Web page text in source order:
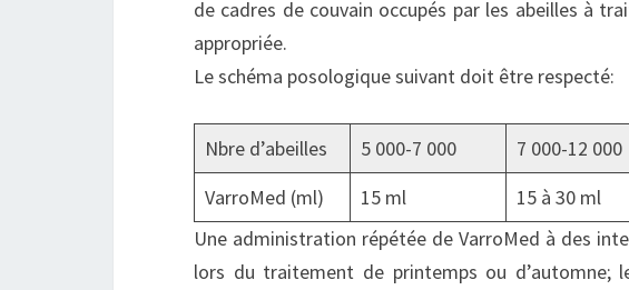
de cadres de couvain occupés par les abeilles à
appropriée.
Le schéma posologique suivant doit être respecté:
Nbre d’abeilles 5 000-7 000 7 000-12 000
VarroMed (ml)
15 ml 15 à 30 ml
Une administration répétée de VarroMed à des
lors du traitement de printemps ou d’automne;